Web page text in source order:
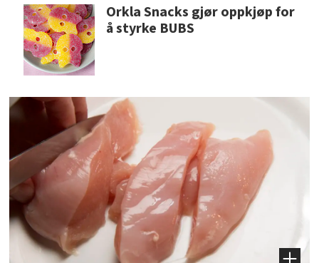
Orkla Snacks gjør oppkjøp for
å styrke BUBS